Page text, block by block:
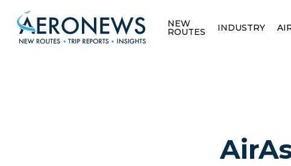
NEW
ROUTES INDUSTRY